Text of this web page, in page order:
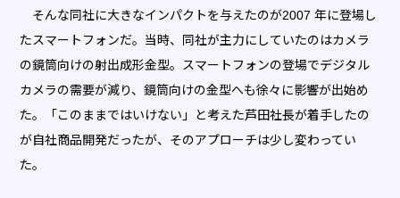
そんな同社に大きなインパクトを与えたのが2007 年に登場し
たスマートフォンだ。当時、同社が主力にしていたのはカメラ
の鏡筒向けの射出成形金型。スマートフォンの登場でデジタル
カメラの需要が減り、鏡筒向けの金型へも徐々に影響が出始め
た。「このままではいけない」と考えた芦田社長が着手したの
が自社商品開発だったが、そのアプローチは少し変わってい
た。